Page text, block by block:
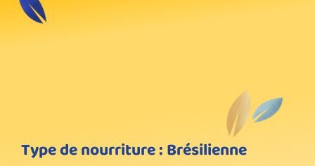
Type de nourriture : Brésilienne